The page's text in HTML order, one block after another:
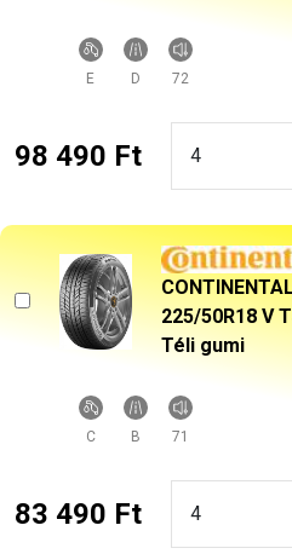
E D 72
98 490 Ft
225/50R18 V
Téli gumi
C B 71
83 490 Ft